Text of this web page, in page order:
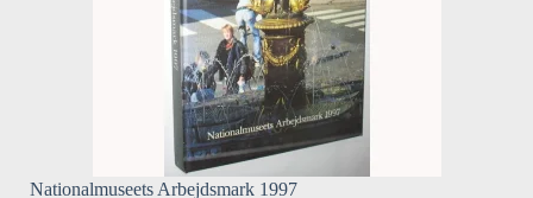
Nationalmuseets Arbejdsmark 1997